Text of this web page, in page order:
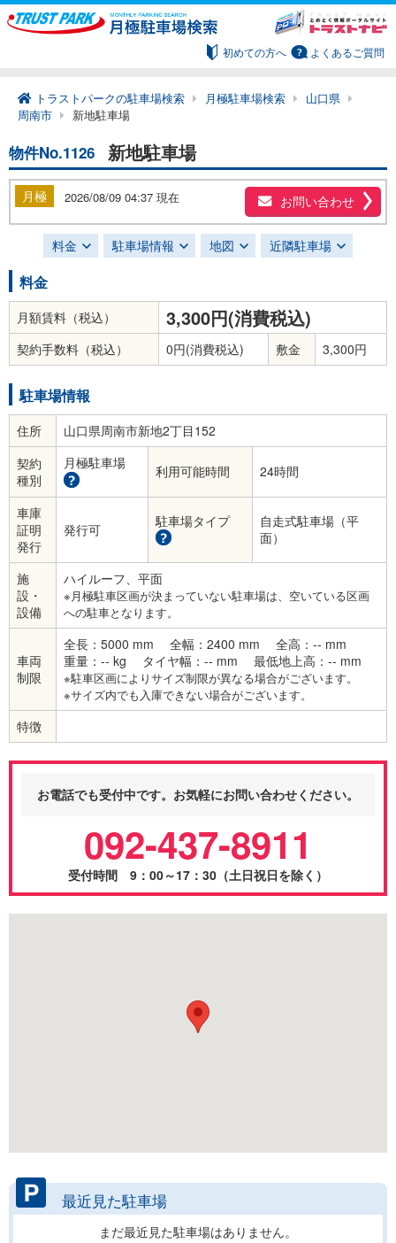
初めての方へ よくあるご質問
トラストパークの駐車場検索 月極駐車場検索
山口県
周南市
新地駐車場
物件No.1126 新地駐車場
月極 2026/08/09 04:37 現在 お問い合わせ
料金 駐車場情報 地図 近隣駐車場
料金
月額賃料（税込） 3,300円(消費税込)
契約手数料（税込） 0円(消費税込) 敷金 3,300円
駐車場情報
住所
山口県周南市新地2丁目152
契約
種別
月極駐車場 利用可能時間 24時間
車庫
証明
発行
発行可 駐車場タイプ
自走式駐車場（平
面）
施
設・
設備
ハイルーフ、平面
※月極駐車区画が決まっていない駐車場は、空いている区画
への駐車となります。
車両
制限
全長：5000 mm 全幅：2400 mm
全高：-- mm
重量：-- kg
タイヤ幅：-- mm 最低地上高：-- mm
※駐車区画によりサイズ制限が異なる場合がございます。
※サイズ内でも入庫できない場合がございます。
特徴
お電話でも受付中です。お気軽にお問い合わせください。
092-437-8911
受付時間 9：00～17：30（土日祝日を除く）
最近見た駐車場
まだ最近見た駐車場はありません。